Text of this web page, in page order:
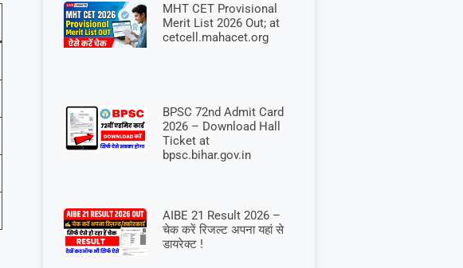
MHT CET Provisional
Merit List 2026 Out; at
cetcell.mahacet.org
BPSC 72nd Admit Card
2026 – Download Hall
Ticket at
bpsc.bihar.gov.in
AIBE 21 Result 2026 –
चेक करें रिजल्ट अपना यहां से
डायरेक्ट !